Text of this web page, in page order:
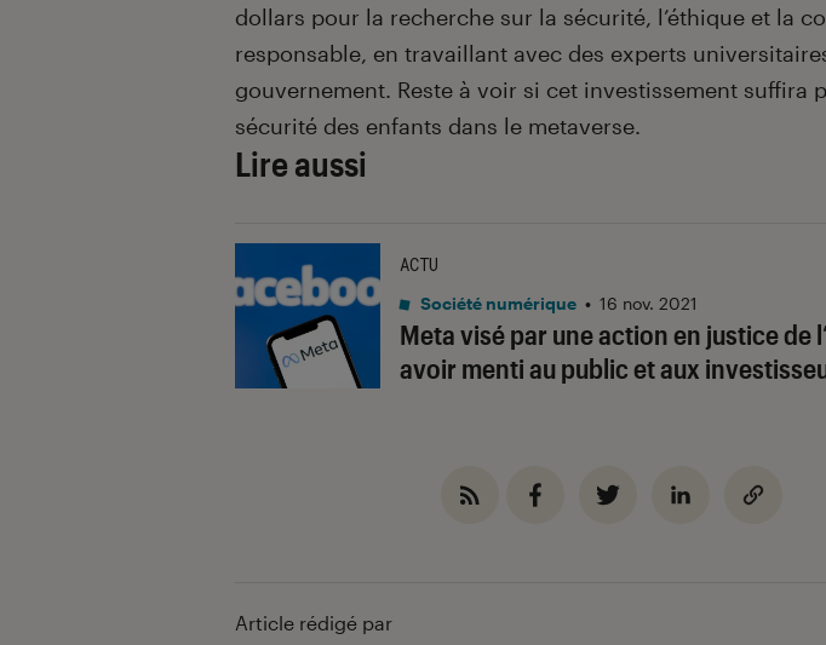
dollars pour la recherche sur la sécurité, l’éthique et la
responsable, en travaillant avec des experts
gouvernement. Reste à voir si cet investissement suffira
sécurité des enfants dans le metaverse.
Lire aussi
Meta visé par une action en justice de
avoir menti au public et aux
ACTU
Société numérique • 16 nov. 2021
Article rédigé par